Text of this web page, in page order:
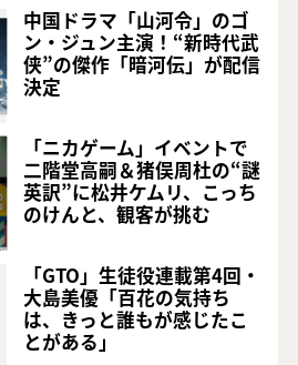
中国ドラマ「山河令」のゴ
ン・ジュン主演！“新時代武
侠”の傑作「暗河伝」が配信
決定
「ニカゲーム」イベントで
二階堂高嗣＆猪俣周杜の“謎
英訳”に松井ケムリ、こっち
のけんと、観客が挑む
「GTO」生徒役連載第4回・
大島美優「百花の気持ち
は、きっと誰もが感じたこ
とがある」